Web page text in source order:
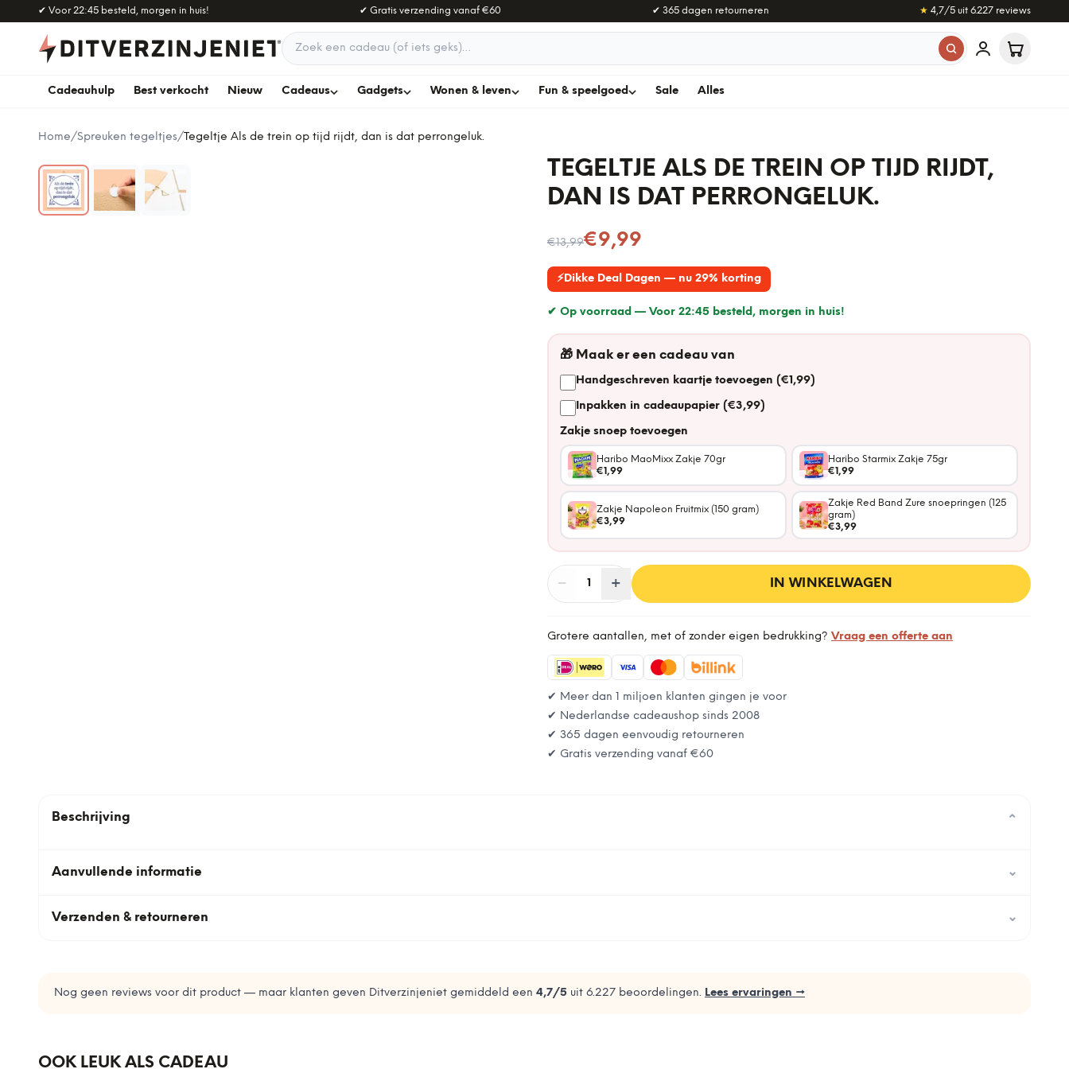
Naar hoofdinhoud
✔ Voor 22:45 besteld, morgen in huis! ✔ Gratis verzending vanaf€60 ✔ 365 dagen retourneren ★ 4,7/5 uit 6.227reviews
Zoek een cadeau
Cadeauhulp Best verkocht Nieuw Cadeaus Gadgets Wonen & leven Fun & speelgoed Sale Alles
Home/Spreuken tegeltjes/Tegeltje Als de trein op tijd rijdt, dan is dat perrongeluk.
TEGELTJE ALS DE TREIN OP TIJD RIJDT,
DAN IS DAT PERRONGELUK.
€13,99
Nu voor
€9,99
⚡Dikke Deal Dagen — nu 29% korting
✔ Op voorraad — Voor 22:45 besteld, morgen in huis!
🎁 Maak er een cadeau van
Handgeschreven kaartje toevoegen (€1,99)
Inpakken in cadeaupapier (€3,99)
Zakje snoep toevoegen
Haribo MaoMixx Zakje 70gr
€1,99
Haribo Starmix Zakje 75gr
€1,99
Zakje Napoleon Fruitmix (150 gram)
€3,99
Zakje Red Band Zure snoepringen (125
gram)
€3,99
− Aantal
1 + IN WINKELWAGEN
Grotere aantallen, met of zonder eigen bedrukking? Vraag een offerte aan
✔ Meer dan 1 miljoen klanten gingen je voor
✔ Nederlandse cadeaushop sinds 2008
✔ 365 dagen eenvoudig retourneren
✔ Gratis verzending vanaf €60
Beschrijving ⌄
Aanvullende informatie ⌄
Verzenden & retourneren ⌄
Nog geen reviews voor dit product — maar klanten geven Ditverzinjeniet gemiddeld een 4,7/5 uit 6.227 beoordelingen. Lees ervaringen →
OOK LEUK ALS CADEAU